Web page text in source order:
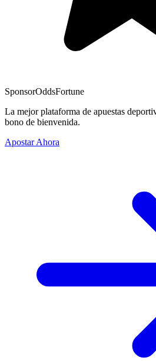
SponsorOddsFortune
La mejor plataforma de apuestas
bono de bienvenida.
Apostar Ahora